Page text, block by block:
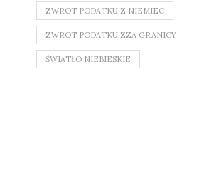
ZWROT PODATKU Z NIEMIEC
ZWROT PODATKU ZZA GRANICY
ŚWIATŁO NIEBIESKIE